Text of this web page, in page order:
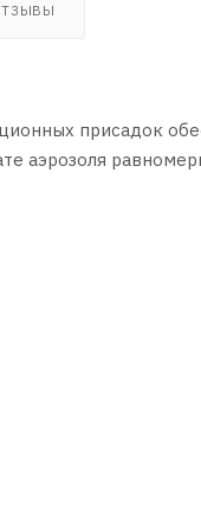
присадок
аэрозоля